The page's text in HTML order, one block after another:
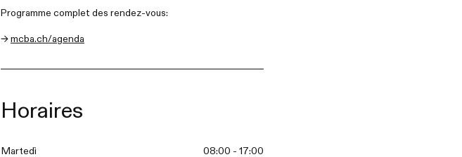
Programme complet des rendez-vous:
→ mcba.ch/agenda
Horaires
Martedì 08:00 - 17:00